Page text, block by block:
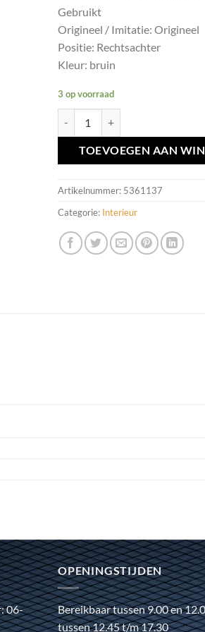
Gebruikt
Origineel / Imitatie: Origineel
Positie: Rechtsachter
Kleur: bruin
3 op voorraad
TOEVOEGEN AAN
Artikelnummer: 5361137
Categorie: Interieur
06-
OPENINGSTIJDEN
Bereikbaar tussen 9.00 en
tussen 12.45 t/m 17.30